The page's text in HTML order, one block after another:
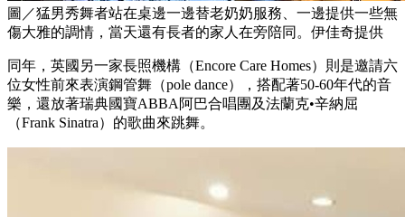
圖／猛男秀舞者站在桌邊一邊替老奶奶服務、一邊提供一些無
傷大雅的調情，當天還有長者的家人在旁陪同。伊佳奇提供
同年，英國另一家長照機構（Encore Care Homes）則是邀請六
位女性前來表演鋼管舞（pole dance），搭配著50-60年代的音
樂，還放著瑞典國寶ABBA阿巴合唱團及法蘭克•辛納屈
（Frank Sinatra）的歌曲來跳舞。